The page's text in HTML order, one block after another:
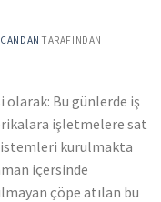
TARAFINDAN
olarak: Bu günlerde iş
işletmelere sat
kurulmakta
içersinde
çöpe atılan bu